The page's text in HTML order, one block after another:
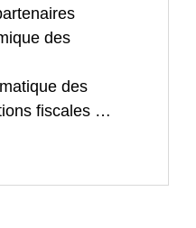
des
des
fiscales …